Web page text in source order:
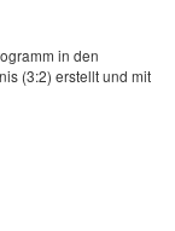
in den
(3:2) erstellt und mit